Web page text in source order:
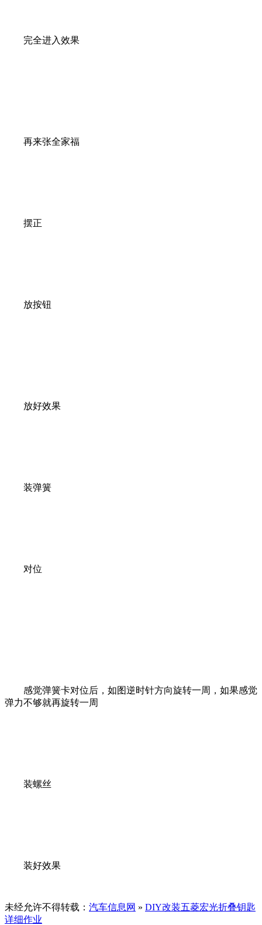
完全进入效果
再来张全家福
摆正
放按钮
放好效果
装弹簧
对位
感觉弹簧卡对位后，如图逆时针方向旋转一周，如果感觉
弹力不够就再旋转一周
装螺丝
装好效果
未经允许不得转载： 汽车信息网 » DIY改装五菱宏光折叠钥匙
详细作业